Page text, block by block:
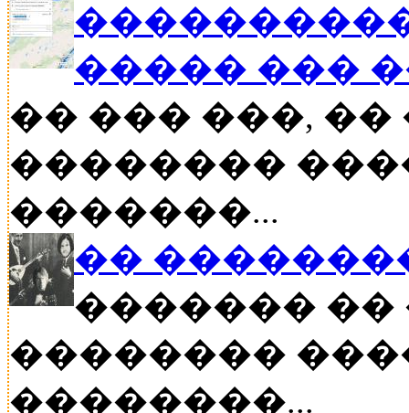
����� ���
�� ��� ���,
��������
�������...
��
������� ��
��������
��������...